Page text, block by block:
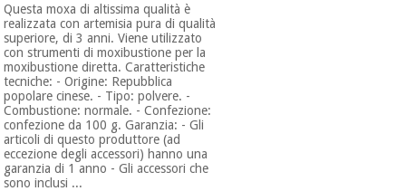
Questa moxa di altissima qualità è
realizzata con artemisia pura di qualità
superiore, di 3 anni. Viene utilizzato
con strumenti di moxibustione per la
moxibustione diretta. Caratteristiche
tecniche: - Origine: Repubblica
popolare cinese. - Tipo: polvere. -
Combustione: normale. - Confezione:
confezione da 100 g. Garanzia: - Gli
articoli di questo produttore (ad
eccezione degli accessori) hanno una
garanzia di 1 anno - Gli accessori che
sono inclusi ...